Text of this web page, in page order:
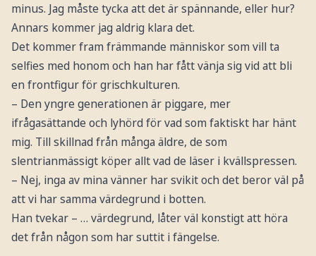
minus. Jag måste tycka att det är spännande, eller hur?
Annars kommer jag aldrig klara det.
Det kommer fram främmande människor som vill ta
selfies med honom och han har fått vänja sig vid att bli
en frontfigur för grischkulturen.
– Den yngre generationen är piggare, mer
ifrågasättande och lyhörd för vad som faktiskt har hänt
mig. Till skillnad från många äldre, de som
slentrianmässigt köper allt vad de läser i kvällspressen.
– Nej, inga av mina vänner har svikit och det beror väl på
att vi har samma värdegrund i botten.
Han tvekar – … värdegrund, låter väl konstigt att höra
det från någon som har suttit i fängelse.